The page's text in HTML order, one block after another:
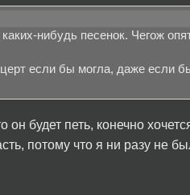
нибудь песенок. Чегож
если бы могла, даже если
он будет петь, конечно
потому что я ни разу не